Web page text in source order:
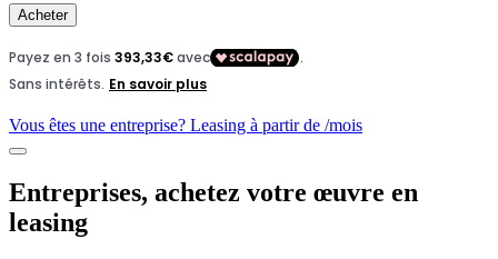
Acheter
Vous êtes une entreprise? Leasing à partir de /mois
Entreprises, achetez votre œuvre en
leasing